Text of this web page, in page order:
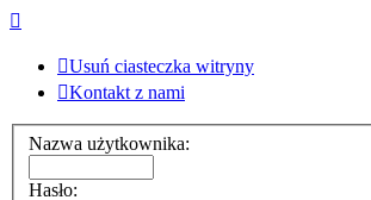
Usuń ciasteczka witryny
Kontakt z nami
Nazwa użytkownika:
Hasło: